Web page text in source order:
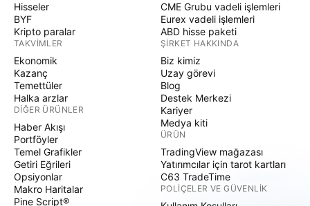
Hisseler
BYF
Kripto paralar
TAKVIMLER
Ekonomik
Kazanç
Temettüler
Halka arzlar
DIĞER ÜRÜNLER
Haber Akışı
Portföyler
Temel Grafikler
Getiri Eğrileri
Opsiyonlar
Makro Haritalar
Pine Script®
CME Grubu vadeli işlemleri
Eurex vadeli işlemleri
ABD hisse paketi
ŞIRKET HAKKINDA
Biz kimiz
Uzay görevi
Blog
Destek Merkezi
Kariyer
Medya kiti
ÜRÜN
TradingView mağazası
Yatırımcılar için tarot kartları
C63 TradeTime
POLIÇELER VE GÜVENLIK